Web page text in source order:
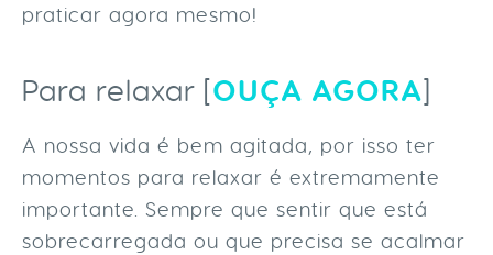
praticar agora mesmo!
Para relaxar [OUÇA AGORA]
A nossa vida é bem agitada, por isso ter
momentos para relaxar é extremamente
importante. Sempre que sentir que está
sobrecarregada ou que precisa se acalmar